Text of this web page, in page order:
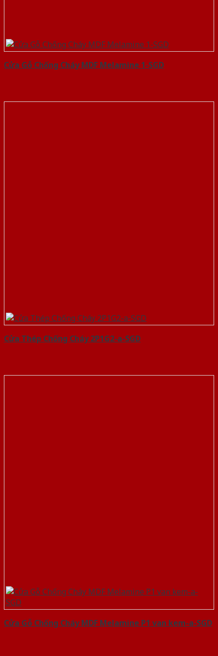
Cửa Gỗ Chống Cháy MDF Melamine 1-SGD
Cửa Thép Chống Cháy 2P1G2-a-SGD
Cửa Gỗ Chống Cháy MDF Melamine P1 van kem-a-SGD